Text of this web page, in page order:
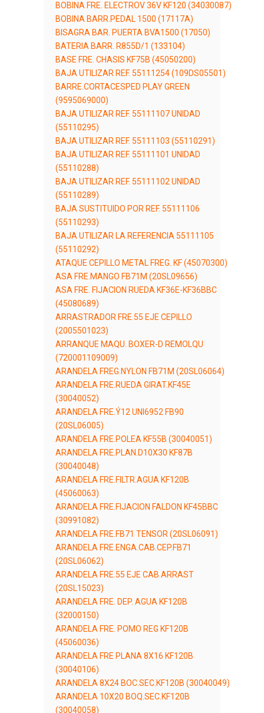
BOBINA FRE. ELECTROV 36V KF120 (34030087)
BOBINA BARR.PEDAL 1500 (17117A)
BISAGRA BAR. PUERTA BVA1500 (17050)
BATERIA BARR. R855D/1 (133104)
BASE FRE. CHASIS KF75B (45050200)
BAJA UTILIZAR REF. 55111254 (109DS05501)
BARRE.CORTACESPED PLAY GREEN
(9595069000)
BAJA UTILIZAR REF. 55111107 UNIDAD
(55110295)
BAJA UTILIZAR REF. 55111103 (55110291)
BAJA UTILIZAR REF. 55111101 UNIDAD
(55110288)
BAJA UTILIZAR REF. 55111102 UNIDAD
(55110289)
BAJA SUSTITUIDO POR REF. 55111106
(55110293)
BAJA UTILIZAR LA REFERENCIA 55111105
(55110292)
ATAQUE CEPILLO METAL FREG. KF (45070300)
ASA FRE.MANGO FB71M (20SL09656)
ASA FRE. FIJACION RUEDA KF36E-KF36BBC
(45080689)
ARRASTRADOR FRE.55 EJE CEPILLO
(2005501023)
ARRANQUE MAQU. BOXER-D REMOLQU
(720001109009)
ARANDELA FREG.NYLON FB71M (20SL06064)
ARANDELA FRE.RUEDA GIRAT.KF45E
(30040052)
ARANDELA FRE.Ý12 UNI6952 FB90
(20SL06005)
ARANDELA FRE.POLEA KF55B (30040051)
ARANDELA FRE.PLAN.D10X30 KF87B
(30040048)
ARANDELA FRE.FILTR.AGUA KF120B
(45060063)
ARANDELA FRE.FIJACION FALDON KF45BBC
(30991082)
ARANDELA FRE.FB71 TENSOR (20SL06091)
ARANDELA FRE.ENGA.CAB.CEP.FB71
(20SL06062)
ARANDELA FRE.55 EJE CAB.ARRAST
(20SL15023)
ARANDELA FRE. DEP. AGUA KF120B
(32000150)
ARANDELA FRE. POMO REG KF120B
(45060036)
ARANDELA FRE PLANA 8X16 KF120B
(30040106)
ARANDELA 8X24 BOC.SEC.KF120B (30040049)
ARANDELA 10X20 BOQ.SEC.KF120B
(30040058)